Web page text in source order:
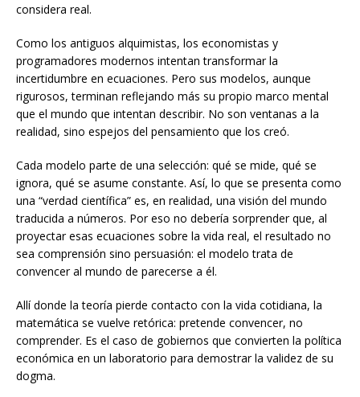
considera real.
Como los antiguos alquimistas, los economistas y
programadores modernos intentan transformar la
incertidumbre en ecuaciones. Pero sus modelos, aunque
rigurosos, terminan reflejando más su propio marco mental
que el mundo que intentan describir. No son ventanas a la
realidad, sino espejos del pensamiento que los creó.
Cada modelo parte de una selección: qué se mide, qué se
ignora, qué se asume constante. Así, lo que se presenta como
una “verdad científica” es, en realidad, una visión del mundo
traducida a números. Por eso no debería sorprender que, al
proyectar esas ecuaciones sobre la vida real, el resultado no
sea comprensión sino persuasión: el modelo trata de
convencer al mundo de parecerse a él.
Allí donde la teoría pierde contacto con la vida cotidiana, la
matemática se vuelve retórica: pretende convencer, no
comprender. Es el caso de gobiernos que convierten la política
económica en un laboratorio para demostrar la validez de su
dogma.